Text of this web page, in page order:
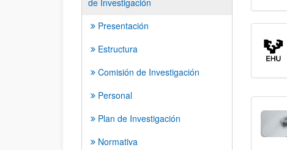
de Investigación
Presentación
Estructura
Comisión de Investigación
Personal
Plan de Investigación
Normativa